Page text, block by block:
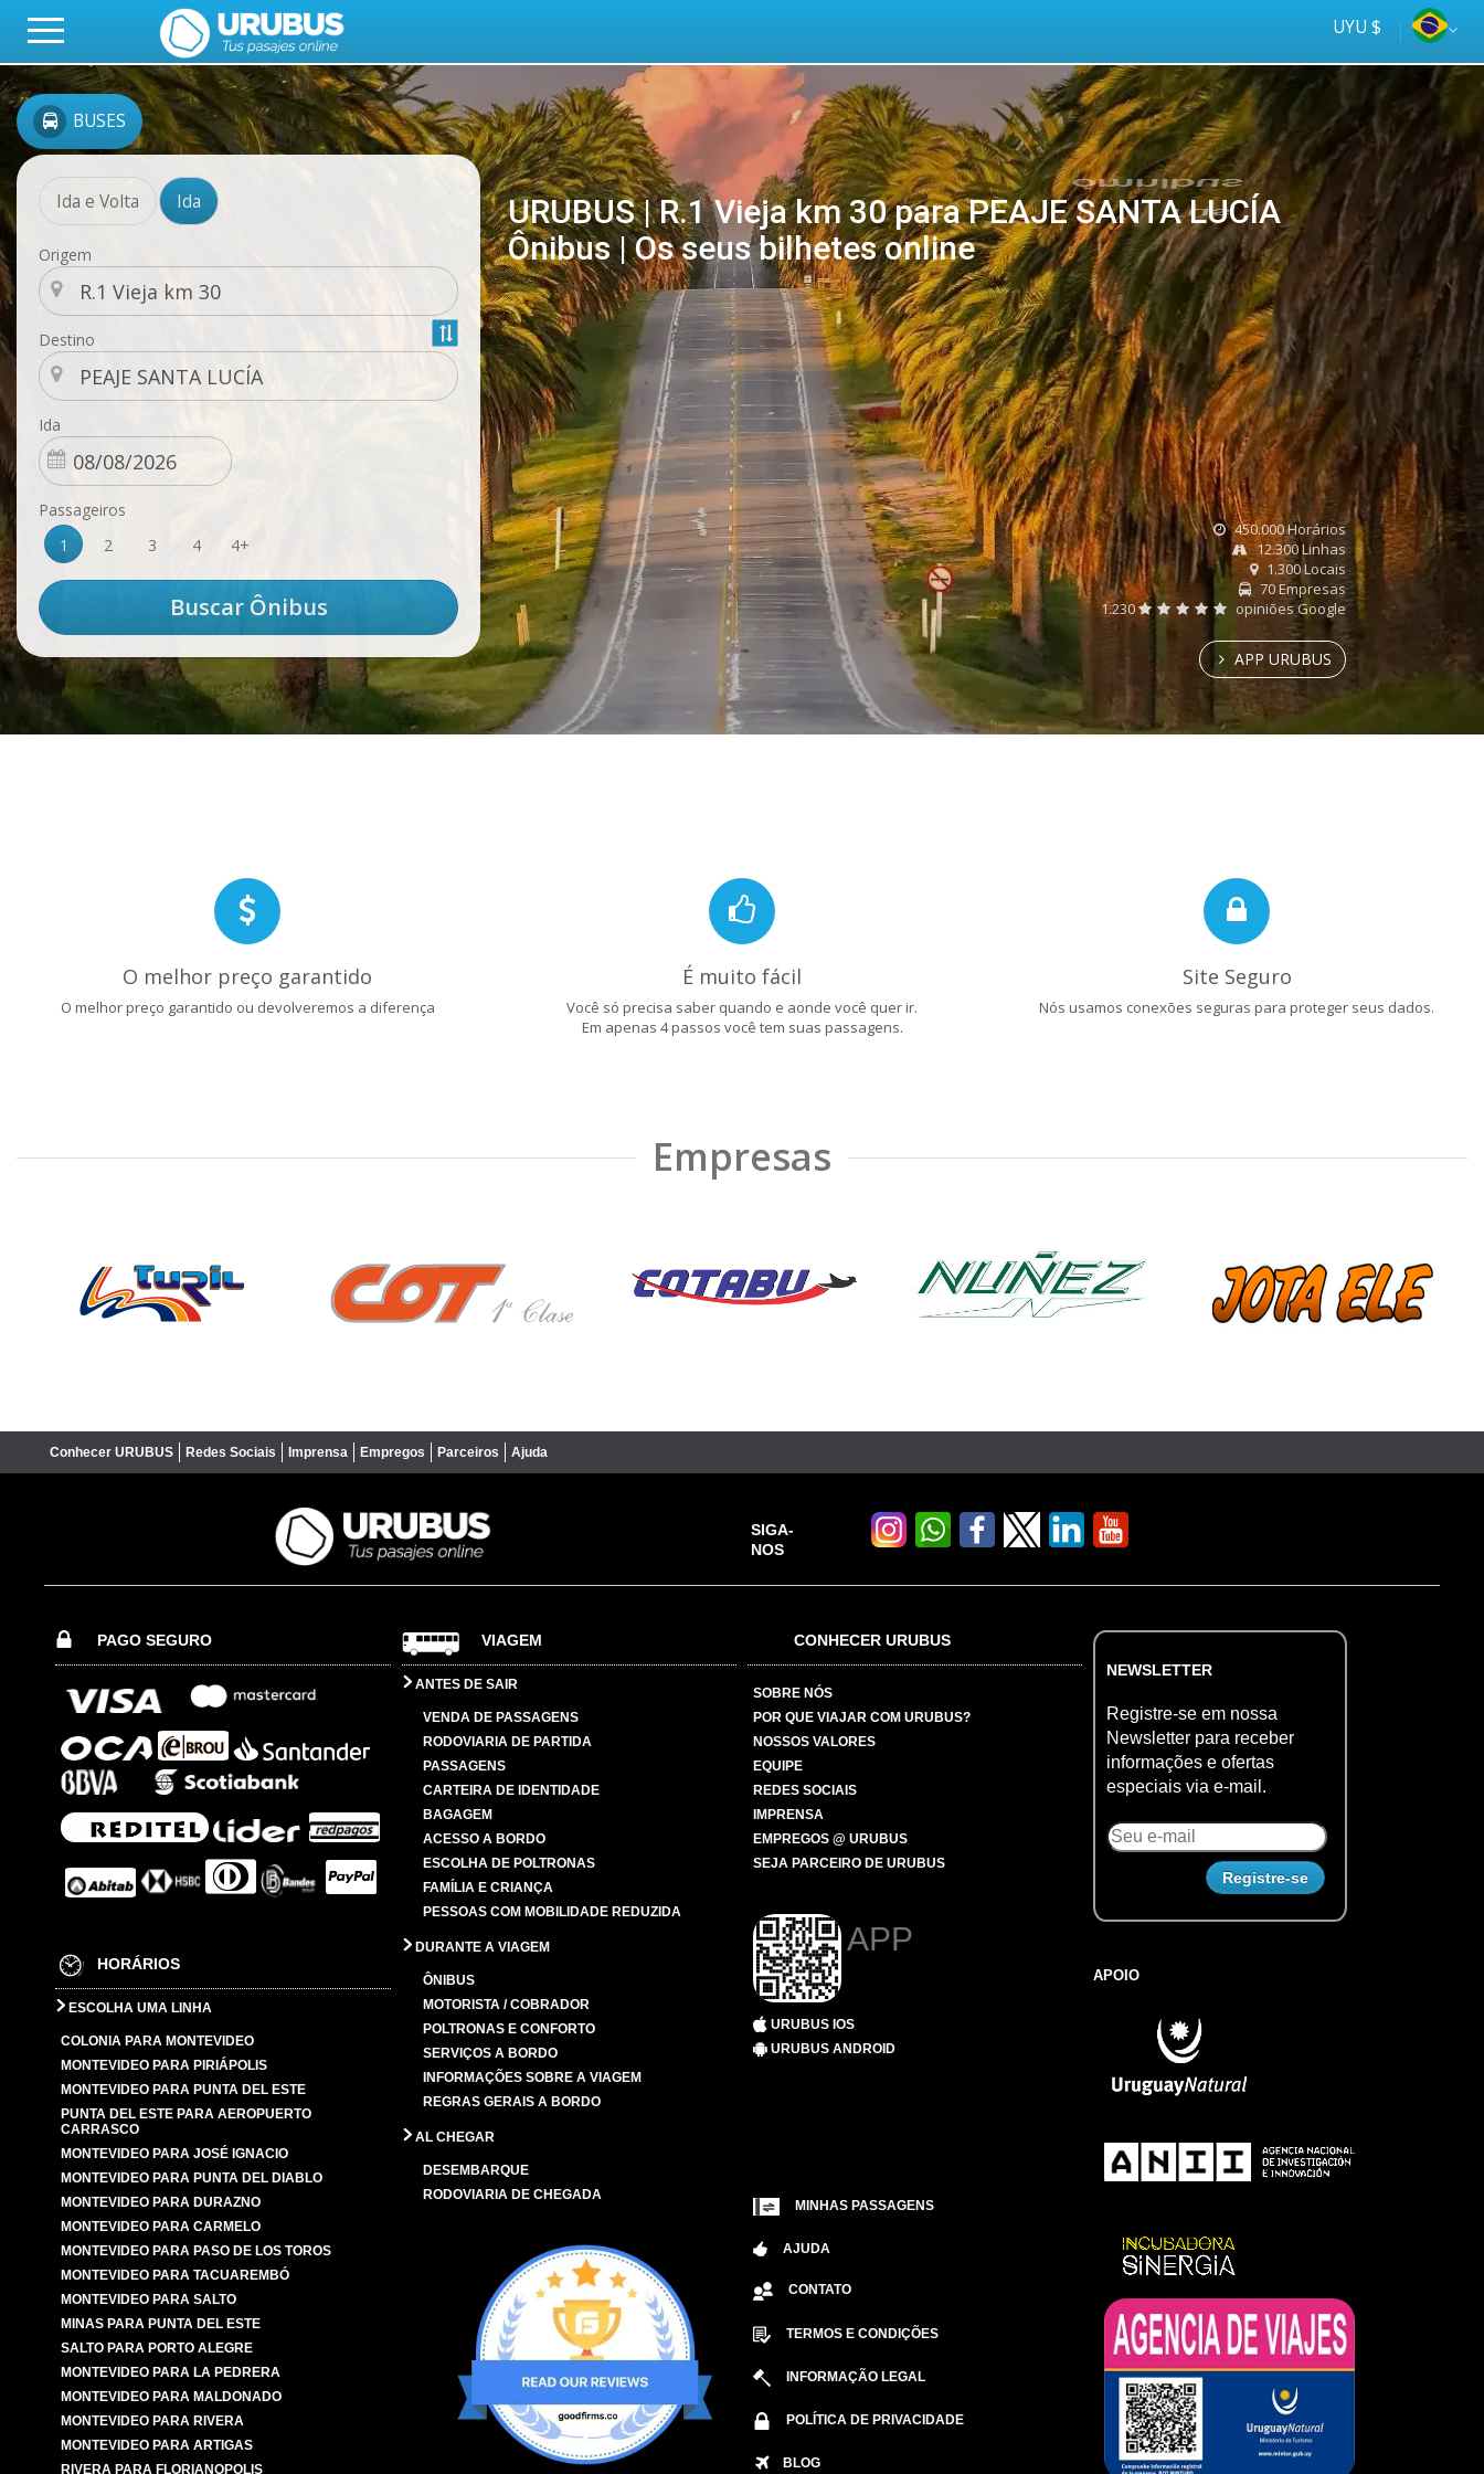
UYU $
BUSES
Ida e Volta Ida
Origem
Destino
Ida
Passageiros
1
2 3 4 4+
URUBUS | R.1 Vieja km 30 para PEAJE SANTA LUCÍA
Ônibus | Os seus bilhetes online
online
Tus
ómnibus
450.000 Horários
12.300 Linhas
1.300 Locais
70 Empresas
1.230
opiniões Google
APP URUBUS
O melhor preço garantido
O melhor preço garantido ou devolveremos a diferença
É muito fácil
Você só precisa saber quando e aonde você quer ir.
Em apenas 4 passos você tem suas passagens.
Site Seguro
Nós usamos conexões seguras para proteger seus dados.
Empresas
Conhecer URUBUS Redes Sociais Imprensa Empregos Parceiros Ajuda
SIGA-
NOS
PAGO SEGURO
HORÁRIOS
ESCOLHA UMA LINHA
COLONIA PARA MONTEVIDEO
MONTEVIDEO PARA PIRIÁPOLIS
MONTEVIDEO PARA PUNTA DEL ESTE
PUNTA DEL ESTE PARA AEROPUERTO
CARRASCO
MONTEVIDEO PARA JOSÉ IGNACIO
MONTEVIDEO PARA PUNTA DEL DIABLO
MONTEVIDEO PARA DURAZNO
MONTEVIDEO PARA CARMELO
MONTEVIDEO PARA PASO DE LOS TOROS
MONTEVIDEO PARA TACUAREMBÓ
MONTEVIDEO PARA SALTO
MINAS PARA PUNTA DEL ESTE
SALTO PARA PORTO ALEGRE
MONTEVIDEO PARA LA PEDRERA
MONTEVIDEO PARA MALDONADO
MONTEVIDEO PARA RIVERA
MONTEVIDEO PARA ARTIGAS
RIVERA PARA FLORIANOPOLIS
VIAGEM
ANTES DE SAIR
VENDA DE PASSAGENS
RODOVIARIA DE PARTIDA
PASSAGENS
CARTEIRA DE IDENTIDADE
BAGAGEM
ACESSO A BORDO
ESCOLHA DE POLTRONAS
FAMÍLIA E CRIANÇA
PESSOAS COM MOBILIDADE REDUZIDA
DURANTE A VIAGEM
ÔNIBUS
MOTORISTA / COBRADOR
POLTRONAS E CONFORTO
SERVIÇOS A BORDO
INFORMAÇÕES SOBRE A VIAGEM
REGRAS GERAIS A BORDO
AL CHEGAR
DESEMBARQUE
RODOVIARIA DE CHEGADA
CONHECER URUBUS
SOBRE NÓS
POR QUE VIAJAR COM URUBUS?
NOSSOS VALORES
EQUIPE
REDES SOCIAIS
IMPRENSA
EMPREGOS @ URUBUS
SEJA PARCEIRO DE URUBUS
APP
URUBUS IOS
URUBUS ANDROID
MINHAS PASSAGENS
AJUDA
CONTATO
TERMOS E CONDIÇÕES
INFORMAÇÃO LEGAL
POLÍTICA DE PRIVACIDADE
BLOG
NEWSLETTER
Registre-se em nossa
Newsletter para receber
informações e ofertas
especiais via e-mail.
APOIO